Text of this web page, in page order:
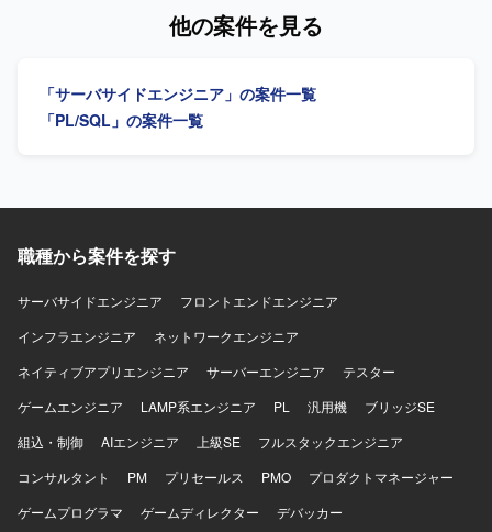
いただける環境です。 【開発環境】 ERPパッケージとして
ョンでは、既存システムからIFS ERPへのデータ移行ロジッ
画の策定や関係者との調整など、移行領域の統括をご担当
いただきます。 【求める人物像】 関係者と連携しながら主
プロジェクト特有の変更や調整に柔軟に対応できる方を歓
ケージを用いた基幹システム導入プロジェクトに参画いた
だくことで、会計・人事・資産管理・在庫・購買・生産管
理などの幅広い業務領域に触れることができます。 開発か
ら移行まで一連の工程に関わることで、ERP導入プロジェ
クトの全体像を理解しながらスキルアップできる環境で
ッケージと連携するアドオンやデータ移行ロジックの実装
を行います。
他の案件を見る
「サーバサイドエンジニア」の案件一覧
「PL/SQL」の案件一覧
職種から案件を探す
サーバサイドエンジニア
フロントエンドエンジニア
インフラエンジニア
ネットワークエンジニア
ネイティブアプリエンジニア
サーバーエンジニア
テスター
ゲームエンジニア
LAMP系エンジニア PL 汎用機
ブリッジSE
組込・制御
AIエンジニア 上級SE
フルスタックエンジニア
コンサルタント
PM プリセールス PMO
プロダクトマネージャー
ゲームプログラマ
ゲームディレクター
デバッカー